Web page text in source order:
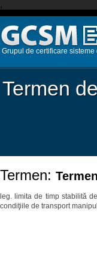
,
Grupul de certificare
Termen
Termen:
leg. limita de timp stabilită
condiţiile de transport